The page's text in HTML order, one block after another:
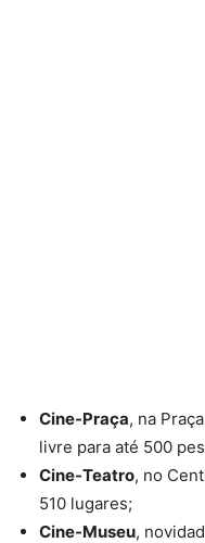
Cine-Praça, na
livre para até 500
Cine-Teatro, no
510 lugares;
Cine-Museu,